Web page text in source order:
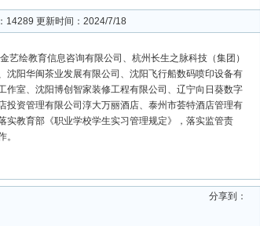
14289 更新时间：2024/7/18
艺绘教育信息咨询有限公司、杭州长生之脉科技（集团）
阳华闽茶业发展有限公司、沈阳飞行船数码喷印设备有
室、沈阳博创智家装修工程有限公司、辽宁向日葵数字
资管理有限公司淳大万丽酒店、泰州市荟特酒店管理有
实教育部《职业学校学生实习管理规定》，落实监管责
分享到：